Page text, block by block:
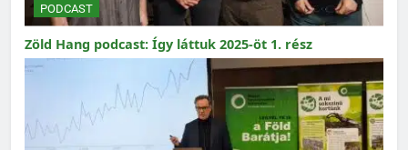
PODCAST
Zöld Hang podcast: Így láttuk 2025-öt 1. rész